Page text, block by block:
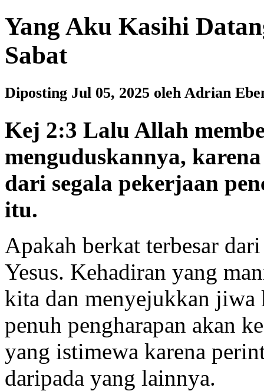
Yang Aku Kasihi
Sabat
Diposting Jul 05, 2025 oleh Adrian
Kej 2:3 Lalu Allah
menguduskannya,
dari segala pekerjaan
itu.
Apakah berkat terbesar
Yesus. Kehadiran yang
kita dan menyejukkan jiwa
penuh pengharapan akan
yang istimewa karena
daripada yang lainnya.